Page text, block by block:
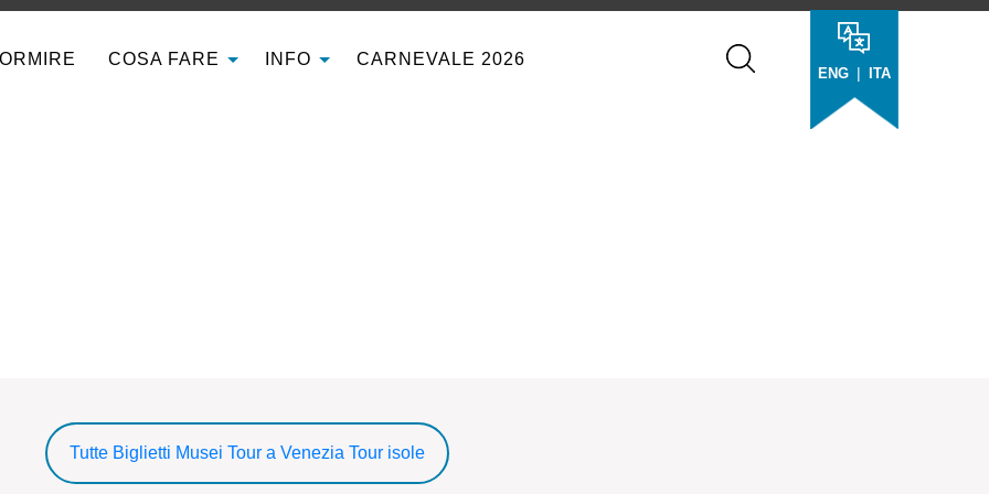
COSA FARE INFO CARNEVALE 2026
ENG | ITA
Tutte Biglietti Musei Tour a Venezia Tour isole